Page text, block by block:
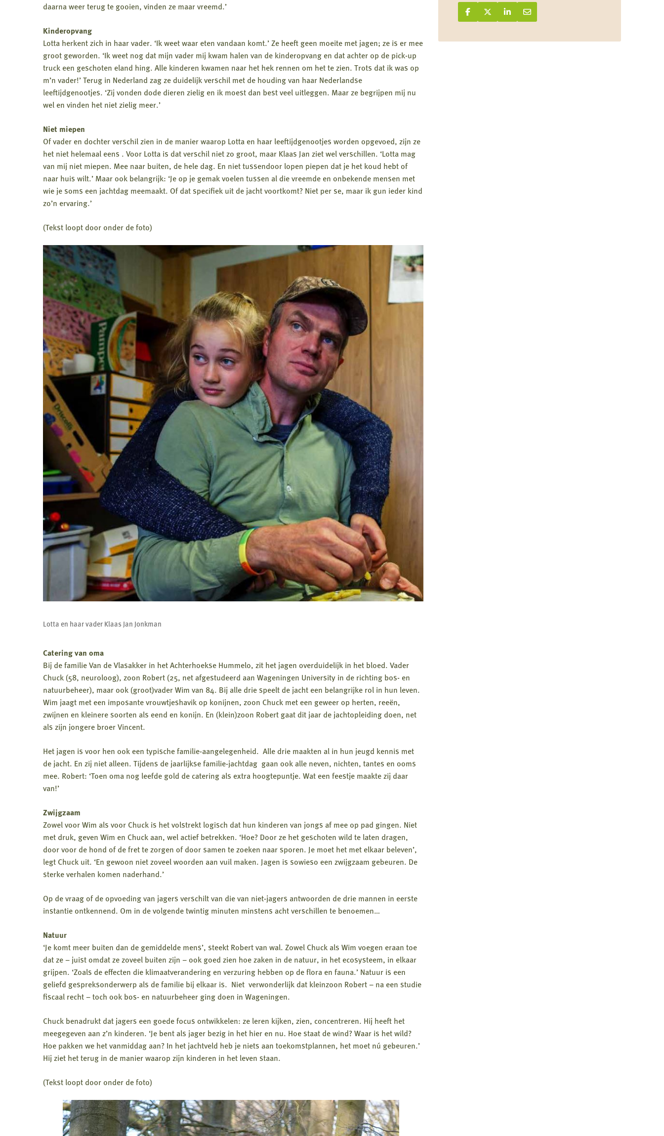
Deel op Facebook
Deel
Deel op X
Deel
Deel op LinkedIn
Deel
Deel via e-mail
Deel
daarna weer terug te gooien, vinden ze maar vreemd.’
Kinderopvang
Lotta herkent zich in haar vader. ‘Ik weet waar eten vandaan komt.’ Ze heeft geen moeite met jagen; ze is er mee
groot geworden. ‘Ik weet nog dat mijn vader mij kwam halen van de kinderopvang en dat achter op de pick-up
truck een geschoten eland hing. Alle kinderen kwamen naar het hek rennen om het te zien. Trots dat ik was op
m’n vader!’ Terug in Nederland zag ze duidelijk verschil met de houding van haar Nederlandse
leeftijdgenootjes. ‘Zij vonden dode dieren zielig en ik moest dan best veel uitleggen. Maar ze begrijpen mij nu
wel en vinden het niet zielig meer.’
Niet miepen
Of vader en dochter verschil zien in de manier waarop Lotta en haar leeftijdgenootjes worden opgevoed, zijn ze
het niet helemaal eens . Voor Lotta is dat verschil niet zo groot, maar Klaas Jan ziet wel verschillen. ‘Lotta mag
van mij niet miepen. Mee naar buiten, de hele dag. En niet tussendoor lopen piepen dat je het koud hebt of
naar huis wilt.’ Maar ook belangrijk: ‘Je op je gemak voelen tussen al die vreemde en onbekende mensen met
wie je soms een jachtdag meemaakt. Of dat specifiek uit de jacht voortkomt? Niet per se, maar ik gun ieder kind
zo’n ervaring.’
(Tekst loopt door onder de foto)
Lotta en haar vader Klaas Jan Jonkman
Catering van oma
Bij de familie Van de Vlasakker in het Achterhoekse Hummelo, zit het jagen overduidelijk in het bloed. Vader
Chuck (58, neuroloog), zoon Robert (25, net afgestudeerd aan Wageningen University in de richting bos- en
natuurbeheer), maar ook (groot)vader Wim van 84. Bij alle drie speelt de jacht een belangrijke rol in hun leven.
Wim jaagt met een imposante vrouwtjeshavik op konijnen, zoon Chuck met een geweer op herten, reeën,
zwijnen en kleinere soorten als eend en konijn. En (klein)zoon Robert gaat dit jaar de jachtopleiding doen, net
als zijn jongere broer Vincent.
Het jagen is voor hen ook een typische familie-aangelegenheid. Alle drie maakten al in hun jeugd kennis met
de jacht. En zij niet alleen. Tijdens de jaarlijkse familie-jachtdag gaan ook alle neven, nichten, tantes en ooms
mee. Robert: ‘Toen oma nog leefde gold de catering als extra hoogtepuntje. Wat een feestje maakte zij daar
van!’
Zwijgzaam
Zowel voor Wim als voor Chuck is het volstrekt logisch dat hun kinderen van jongs af mee op pad gingen. Niet
met druk, geven Wim en Chuck aan, wel actief betrekken. ‘Hoe? Door ze het geschoten wild te laten dragen,
door voor de hond of de fret te zorgen of door samen te zoeken naar sporen. Je moet het met elkaar beleven’,
legt Chuck uit. ‘En gewoon niet zoveel woorden aan vuil maken. Jagen is sowieso een zwijgzaam gebeuren. De
sterke verhalen komen naderhand.’
Op de vraag of de opvoeding van jagers verschilt van die van niet-jagers antwoorden de drie mannen in eerste
instantie ontkennend. Om in de volgende twintig minuten minstens acht verschillen te benoemen…
Natuur
‘Je komt meer buiten dan de gemiddelde mens’, steekt Robert van wal. Zowel Chuck als Wim voegen eraan toe
dat ze – juist omdat ze zoveel buiten zijn – ook goed zien hoe zaken in de natuur, in het ecosysteem, in elkaar
grijpen. ‘Zoals de effecten die klimaatverandering en verzuring hebben op de flora en fauna.’ Natuur is een
geliefd gespreksonderwerp als de familie bij elkaar is. Niet verwonderlijk dat kleinzoon Robert – na een studie
fiscaal recht – toch ook bos- en natuurbeheer ging doen in Wageningen.
Chuck benadrukt dat jagers een goede focus ontwikkelen: ze leren kijken, zien, concentreren. Hij heeft het
meegegeven aan z’n kinderen. ‘Je bent als jager bezig in het hier en nu. Hoe staat de wind? Waar is het wild?
Hoe pakken we het vanmiddag aan? In het jachtveld heb je niets aan toekomstplannen, het moet nú gebeuren.’
Hij ziet het terug in de manier waarop zijn kinderen in het leven staan.
(Tekst loopt door onder de foto)